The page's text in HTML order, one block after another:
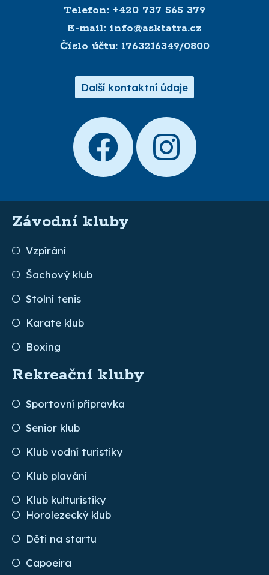
Telefon: +420 737 565 379
E-mail: info@asktatra.cz
Číslo účtu: 1763216349/0800
Další kontaktní údaje
Závodní kluby
Vzpírání
Šachový klub
Stolní tenis
Karate klub
Boxing
Rekreační kluby
Sportovní přípravka
Senior klub
Klub vodní turistiky
Klub plavání
Klub kulturistiky
Horolezecký klub
Děti na startu
Capoeira